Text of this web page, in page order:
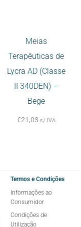
Meias
Terapêuticas de
Lycra AD (Classe
II 340DEN) –
Bege
€21,03 s/ IVA
Termos e Condições
Informações ao
Consumidor
Condições de
Utilização